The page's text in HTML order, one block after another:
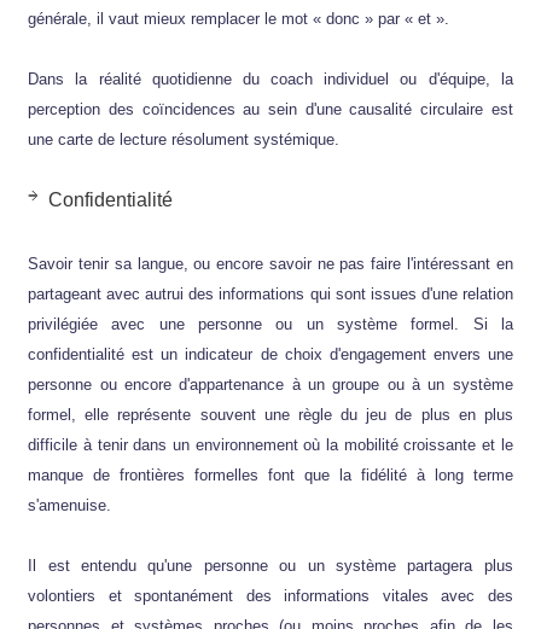
générale, il vaut mieux remplacer le mot « donc » par « et ».
Dans la réalité quotidienne du coach individuel ou d'équipe, la
perception des coïncidences au sein d'une causalité circulaire est
une carte de lecture résolument systémique.
Confidentialité
Savoir tenir sa langue, ou encore savoir ne pas faire l'intéressant en
partageant avec autrui des informations qui sont issues d'une relation
privilégiée avec une personne ou un système formel. Si la
confidentialité est un indicateur de choix d'engagement envers une
personne ou encore d'appartenance à un groupe ou à un système
formel, elle représente souvent une règle du jeu de plus en plus
difficile à tenir dans un environnement où la mobilité croissante et le
manque de frontières formelles font que la fidélité à long terme
s'amenuise.
Il est entendu qu'une personne ou un système partagera plus
volontiers et spontanément des informations vitales avec des